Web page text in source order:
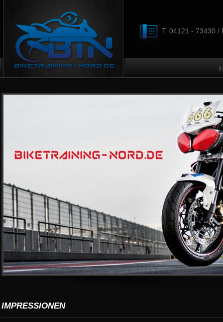
T: 04121 - 73430 /
IMPRESSIONEN